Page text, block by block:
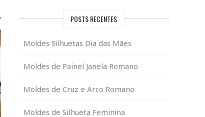
POSTS RECENTES
Moldes Silhuetas Dia das Mães
Moldes de Painel Janela Romano
Moldes de Cruz e Arco Romano
Moldes de Silhueta Feminina